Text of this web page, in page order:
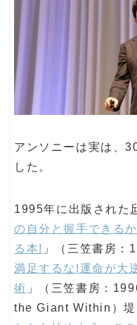
アンソニーは実は、
した。
1995年に出版された
の自分と握手できる
る本! 」（三笠書房
満足するな!運命が大
術 」（三笠書房：
the Giant Within）堤